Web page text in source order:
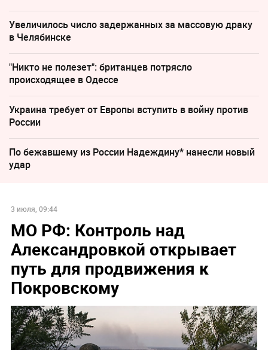
Увеличилось число задержанных за массовую драку
в Челябинске
"Никто не полезет": британцев потрясло
происходящее в Одессе
Украина требует от Европы вступить в войну против
России
По бежавшему из России Надеждину* нанесли новый
удар
3 июля, 09:44
МО РФ: Контроль над
Александровкой открывает
путь для продвижения к
Покровскому